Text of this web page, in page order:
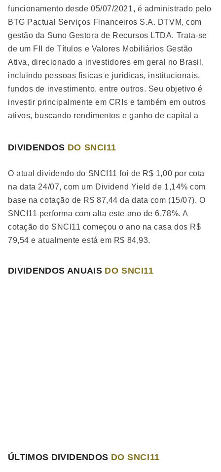
funcionamento desde 05/07/2021, é administrado pelo
BTG Pactual Serviços Financeiros S.A. DTVM, com
gestão da Suno Gestora de Recursos LTDA. Trata-se
de um FII de Títulos e Valores Mobiliários Gestão
Ativa, direcionado a investidores em geral no Brasil,
incluindo pessoas físicas e jurídicas, institucionais,
fundos de investimento, entre outros. Seu objetivo é
investir principalmente em CRIs e também em outros
ativos, buscando rendimentos e ganho de capital a
imóveis. A taxa de administração é de 0,85% ao ano,
calculada sobre o valor contábil ou de mercado do
fundo, com valores mínimos mensais atualizados
anualmente. Os serviços de escrituração de cotas têm
uma taxa adicional de até 0,05% ao ano, com mínimo
mensal também atualizado anualmente.
DIVIDENDOS DO SNCI11
O atual dividendo do SNCI11 foi de R$ 1,00 por cota
na data 24/07, com um Dividend Yield de 1,14% com
base na cotação de R$ 87,44 da data com (15/07). O
SNCI11 performa com alta este ano de 6,78%. A
cotação do SNCI11 começou o ano na casa dos R$
79,54 e atualmente está em R$ 84,93.
DIVIDENDOS ANUAIS DO SNCI11
ÚLTIMOS DIVIDENDOS DO SNCI11